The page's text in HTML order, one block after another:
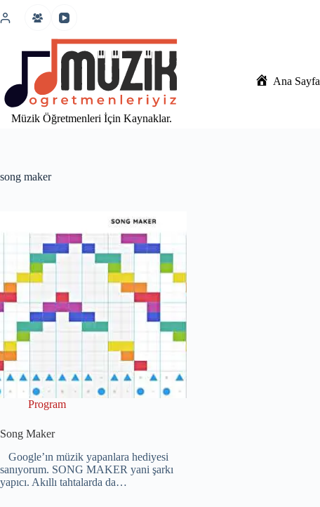
atla
Müzik Öğretmenleri İçin Kaynaklar.
Ana Sayfa
song maker
Program
Song Maker
Google’ın müzik yapanlara hediyesi
sanıyorum. SONG MAKER yani şarkı
yapıcı. Akıllı tahtalarda da…